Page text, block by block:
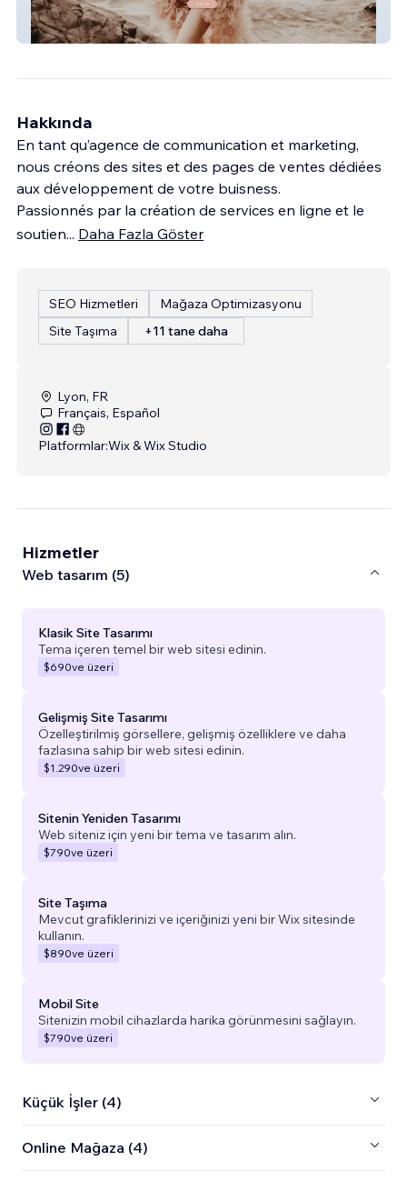
Chamarelles
Hakkında
En tant qu’agence de communication et marketing,
nous créons des sites et des pages de ventes dédiées
aux développement de votre buisness.
Passionnés par la création de services en ligne et le
soutien... Daha Fazla Göster
SEO Hizmetleri
Mağaza Optimizasyonu
Site Taşıma
+11 tane daha
Lyon, FR
Français, Español
Platformlar:Wix & Wix Studio
Hizmetler
Web tasarım (5)
Klasik Site Tasarımı
Tema içeren temel bir web sitesi edinin.
$690ve üzeri
Gelişmiş Site Tasarımı
Özelleştirilmiş görsellere, gelişmiş özelliklere ve daha
fazlasına sahip bir web sitesi edinin.
$1.290ve üzeri
Sitenin Yeniden Tasarımı
Web siteniz için yeni bir tema ve tasarım alın.
$790ve üzeri
Site Taşıma
Mevcut grafiklerinizi ve içeriğinizi yeni bir Wix sitesinde
kullanın.
$890ve üzeri
Mobil Site
Sitenizin mobil cihazlarda harika görünmesini sağlayın.
$790ve üzeri
Küçük İşler (4)
Online Mağaza (4)